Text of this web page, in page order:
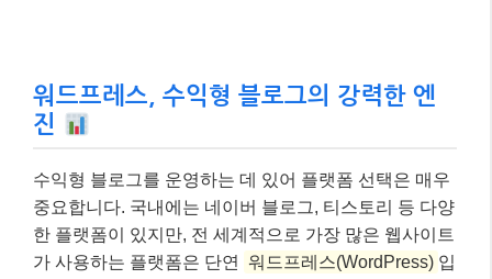
워드프레스, 수익형 블로그의 강력한 엔
진
수익형 블로그를 운영하는 데 있어 플랫폼 선택은 매우
중요합니다. 국내에는 네이버 블로그, 티스토리 등 다양
한 플랫폼이 있지만, 전 세계적으로 가장 많은 웹사이트
가 사용하는 플랫폼은 단연
워드프레스(WordPress) 입